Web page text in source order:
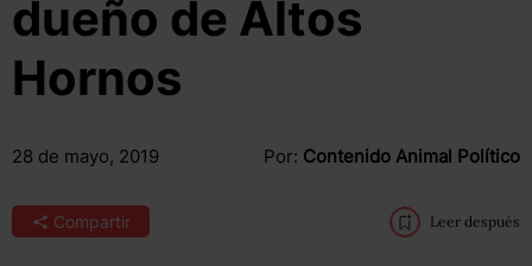
dueño de Altos
Hornos
28 de mayo, 2019 Por: Contenido Animal Político
Compartir Leer después